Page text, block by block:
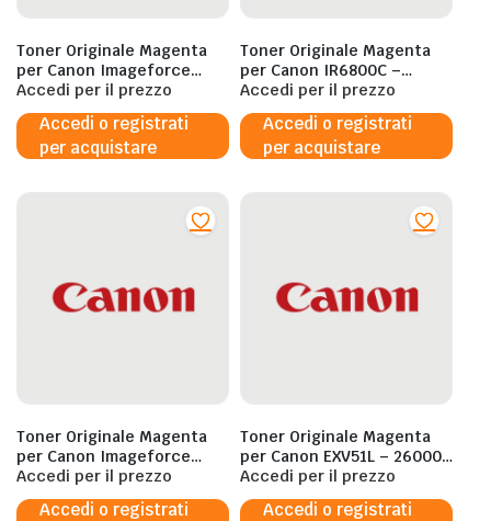
Toner Originale Magenta
per Canon Imageforce
C611 – 5.900 Pagine al 5%
Accedi per il prezzo
Accedi o registrati
per acquistare
Toner Originale Magenta
per Canon IR6800C –
500000 pagine al 5%
Accedi per il prezzo
Accedi o registrati
per acquistare
Toner Originale Magenta
per Canon Imageforce
C611 – 27.800 Pagine al 5%
Accedi per il prezzo
Accedi o registrati
Toner Originale Magenta
per Canon EXV51L – 26000
pagine al 5%
Accedi per il prezzo
Accedi o registrati